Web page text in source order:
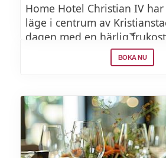
Home Hotel Christian IV
läge i centrum av
dagen med en härlig
och kaka på eftermiddagen,
med varmrätt, sallad och
minuter från hotellet, där
energirika träningspass.
egen utomhusparkering
förboka en parkeringsplats
anländer med bil.
BOKA NU